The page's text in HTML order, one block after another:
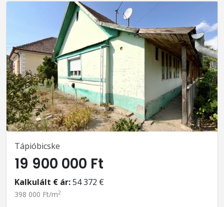
Tápióbicske
19 900 000 Ft
Kalkulált € ár:54 372 €
398 000 Ft/m2